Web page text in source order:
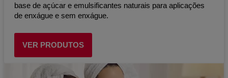
base de açúcar e emulsificantes naturais para aplicações
de enxágue e sem enxágue.
VER PRODUTOS